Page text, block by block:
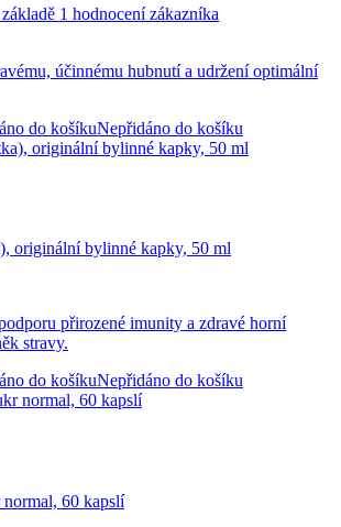
1 hodnocení zákazníka
účinnému hubnutí a udržení optimální
do košíkuNepřidáno do košíku
originální bylinné kapky, 50 ml
přirozené imunity a zdravé horní
stravy.
do košíkuNepřidáno do košíku
60 kapslí